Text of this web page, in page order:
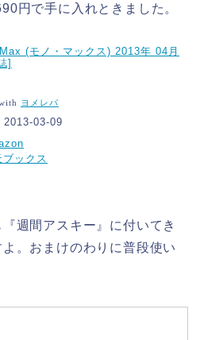
円で手に入れときました。
(モノ・マックス) 2013年 04月
]
ヨメレバ
2013-03-09
ブックス
週間アスキー』に付いてき
。おまけのわりに普段使い